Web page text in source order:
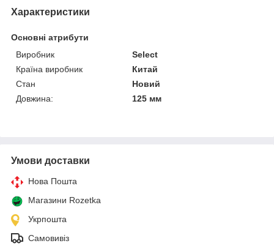
Характеристики
Основні атрибути
Виробник
Select
Країна виробник
Китай
Стан
Новий
Довжина:
125 мм
Умови доставки
Нова Пошта
Магазини Rozetka
Укрпошта
Самовивіз